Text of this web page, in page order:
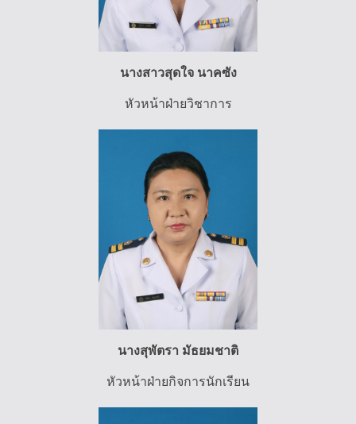
นางสาวสุดใจ นาคซัง
หัวหน้าฝ่ายวิชาการ
นางสุพัตรา มัธยมชาติ
หัวหน้าฝ่ายกิจการนักเรียน